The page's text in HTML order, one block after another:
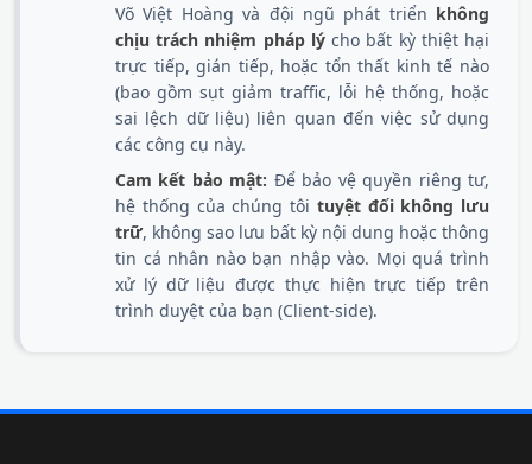
Võ Việt Hoàng và đội ngũ phát triển không
chịu trách nhiệm pháp lýcho bất kỳ thiệt hại
trực tiếp, gián tiếp, hoặc tổn thất kinh tế nào
(bao gồm sụt giảm traffic, lỗi hệ thống, hoặc
sai lệch dữ liệu) liên quan đến việc sử dụng
các công cụ này.
Cam kết bảo mật: Để bảo vệ quyền riêng tư,
hệ thống của chúng tôi tuyệt đối không lưu
trữ, không sao lưu bất kỳ nội dung hoặc thông
tin cá nhân nào bạn nhập vào. Mọi quá trình
xử lý dữ liệu được thực hiện trực tiếp trên
trình duyệt của bạn (Client-side).